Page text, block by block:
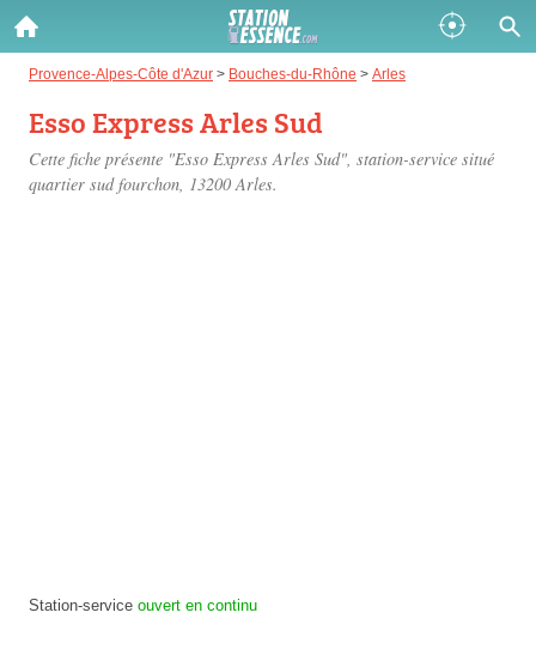
Provence-Alpes-Côte d'Azur > Bouches-du-Rhône > Arles
Esso Express Arles Sud
Cette fiche présente "Esso Express Arles Sud", station-service situé
quartier sud fourchon, 13200 Arles.
Station-service ouvert en continu
Gazole :
Disponible
SP 98 :